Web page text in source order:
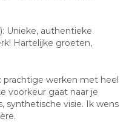
Unieke, authentieke
Hartelijke groeten,
prachtige werken met heel
voorkeur gaat naar je
synthetische visie. Ik wens